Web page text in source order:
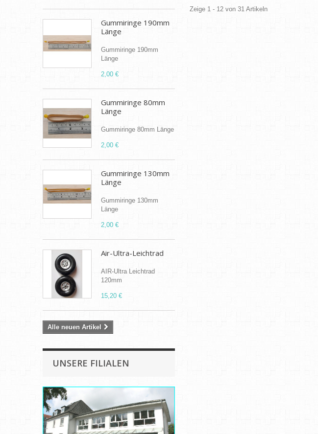
Gummiringe 190mm
Länge
Gummiringe 190mm
Länge
2,00 €
Gummiringe 80mm
Länge
Gummiringe 80mm Länge
2,00 €
Gummiringe 130mm
Länge
Gummiringe 130mm
Länge
2,00 €
Air-Ultra-Leichtrad
AIR-Ultra Leichtrad
120mm
15,20 €
Alle neuen Artikel
UNSERE FILIALEN
Zeige 1 - 12 von 31 Artikeln